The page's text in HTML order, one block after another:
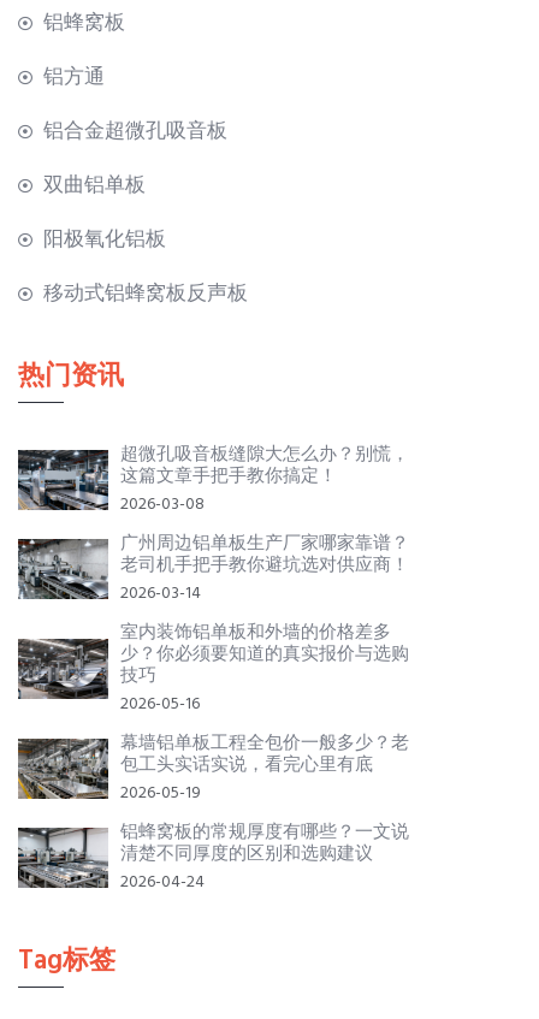
铝蜂窝板
铝方通
铝合金超微孔吸音板
双曲铝单板
阳极氧化铝板
移动式铝蜂窝板反声板
热门资讯
超微孔吸音板缝隙大怎么办？别慌，
这篇文章手把手教你搞定！
2026-03-08
广州周边铝单板生产厂家哪家靠谱？
老司机手把手教你避坑选对供应商！
2026-03-14
室内装饰铝单板和外墙的价格差多
少？你必须要知道的真实报价与选购
技巧
2026-05-16
幕墙铝单板工程全包价一般多少？老
包工头实话实说，看完心里有底
2026-05-19
铝蜂窝板的常规厚度有哪些？一文说
清楚不同厚度的区别和选购建议
2026-04-24
Tag标签